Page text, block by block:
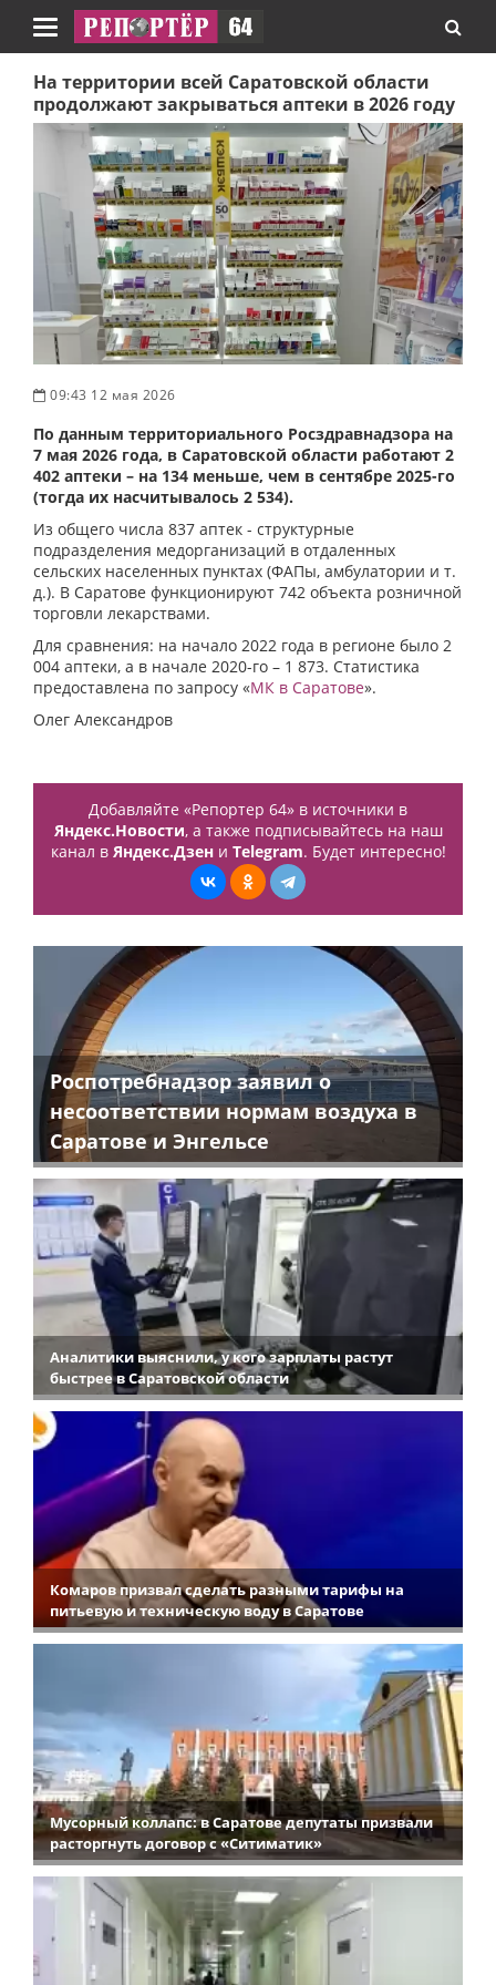
Навигация
На территории всей Саратовской области
продолжают закрываться аптеки в 2026 году
09:43 12 мая 2026
По данным территориального Росздравнадзора на
7 мая 2026 года, в Саратовской области работают 2
402 аптеки – на 134 меньше, чем в сентябре 2025-го
(тогда их насчитывалось 2 534).
Из общего числа 837 аптек - структурные
подразделения медорганизаций в отдаленных
сельских населенных пунктах (ФАПы, амбулатории и т.
д.). В Саратове функционируют 742 объекта розничной
торговли лекарствами.
Для сравнения: на начало 2022 года в регионе было 2
004 аптеки, а в начале 2020-го – 1 873. Статистика
предоставлена по запросу «МК в Саратове».
Олег Александров
Добавляйте «Репортер 64» в источники в
Яндекс.Новости, а также подписывайтесь на наш
канал в Яндекс.Дзени Telegram. Будет интересно!
Роспотребнадзор заявил о
несоответствии нормам воздуха в
Саратове и Энгельсе
Аналитики выяснили, у кого зарплаты растут
быстрее в Саратовской области
Комаров призвал сделать разными тарифы на
питьевую и техническую воду в Саратове
Мусорный коллапс: в Саратове депутаты призвали
расторгнуть договор с «Ситиматик»